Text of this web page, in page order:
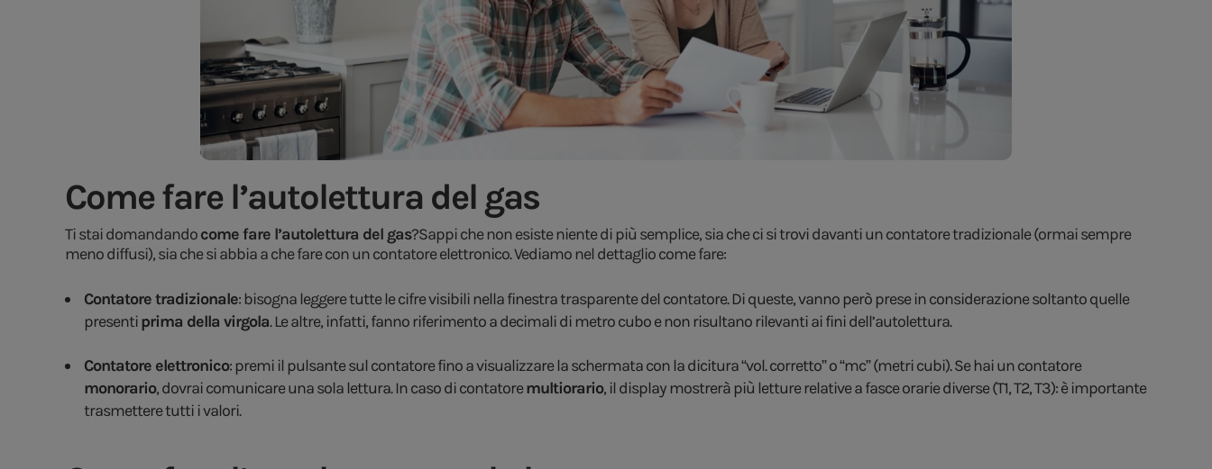
Come fare l’autolettura del gas
Ti stai domandandocome fare l’autolettura del gas?Sappi che non esiste niente di più semplice, sia che ci si trovi davanti un contatore tradizionale (ormai sempre
meno diffusi), sia che si abbia a che fare con un contatore elettronico. Vediamo nel dettaglio come fare:
Contatore tradizionale: bisogna leggere tutte le cifre visibili nella finestra trasparente del contatore. Di queste, vanno però prese in considerazione soltanto quelle
presentiprima della virgola. Le altre, infatti, fanno riferimento a decimali di metro cubo e non risultano rilevanti ai fini dell’autolettura.
Contatore elettronico: premi il pulsante sul contatore fino a visualizzare la schermata con la dicitura “vol. corretto” o “mc” (metri cubi). Se hai un contatore
monorario, dovrai comunicare una sola lettura. In caso di contatoremultiorario, il display mostrerà più letture relative a fasce orarie diverse (T1, T2, T3): è importante
trasmettere tutti i valori.